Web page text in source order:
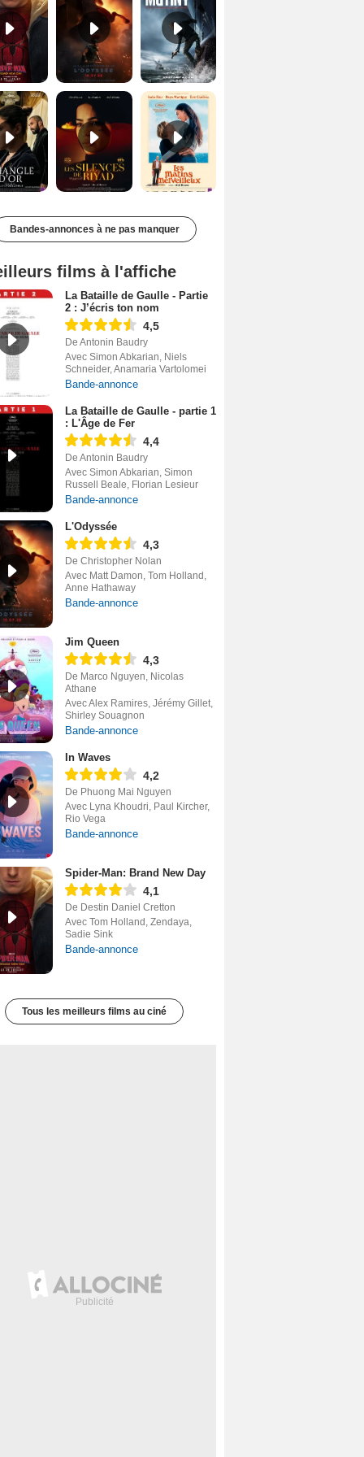
Les Silences de Riyad Bande-annonce VO STFR Les Matins merveilleux Bande-annonce VF
Bandes-annonces à ne pas manquer
films à l'affiche
La Bataille de Gaulle - Partie
2 : J’écris ton nom
4,5
De Antonin Baudry
Avec Simon Abkarian, Niels
Schneider, Anamaria Vartolomei
Bande-annonce
La Bataille de Gaulle - partie 1
: L'Âge de Fer
4,4
De Antonin Baudry
Avec Simon Abkarian, Simon
Russell Beale, Florian Lesieur
Bande-annonce
L'Odyssée
4,3
De Christopher Nolan
Avec Matt Damon, Tom Holland,
Anne Hathaway
Bande-annonce
Jim Queen
4,3
De Marco Nguyen, Nicolas
Athane
Avec Alex Ramires, Jérémy Gillet,
Shirley Souagnon
Bande-annonce
In Waves
4,2
De Phuong Mai Nguyen
Avec Lyna Khoudri, Paul Kircher,
Rio Vega
Bande-annonce
Spider-Man: Brand New Day
4,1
De Destin Daniel Cretton
Avec Tom Holland, Zendaya,
Sadie Sink
Bande-annonce
Tous les meilleurs films au ciné